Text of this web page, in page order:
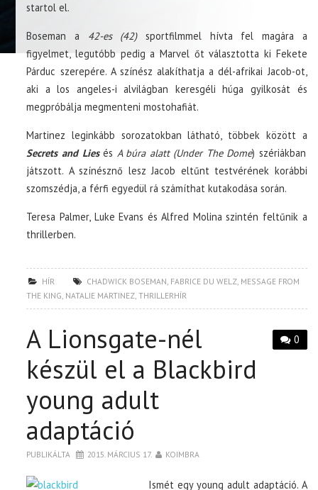
startol el.
Boseman a 42-es (42)sportfilmmel hívta fel magára a
figyelmet, legutóbb pedig a Marvel őt választotta ki Fekete
Párduc szerepére. A színész alakíthatja a dél-afrikai Jacob-ot,
aki a los angeles-i alvilágban keresgéli húga gyilkosát és
megpróbálja megmenteni mostohafiát.
Martinez leginkább sorozatokban látható, többek között a
Secrets and Liesés A búra alatt (Under The Dome) szériákban
játszott. A színésznő lesz Jacob eltűnt testvérének korábbi
szomszédja, a férfi egyedül rá számíthat kutakodása során.
Teresa Palmer, Luke Evans és Alfred Molina szintén feltűnik a
thrillerben.
HÍR CHADWICK BOSEMAN, FABRICE DU WELZ, MESSAGE FROM
THE KING, NATALIE MARTINEZ,THRILLERHÍR
0
A Lionsgate-nél
készül el a Blackbird
young adult
adaptáció
PUBLIKÁLTA 2015. MÁRCIUS 17. KOIMBRA
Ismét egy young adult adaptáció. A